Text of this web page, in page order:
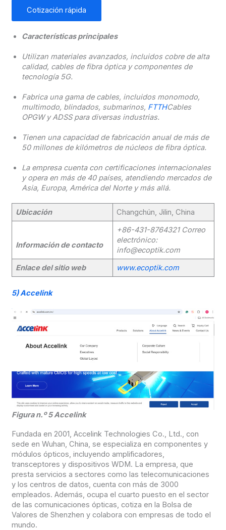
Cotización rápida
Características principales
Utilizan materiales avanzados, incluidos cobre de alta
calidad, cables de fibra óptica y componentes de
tecnología 5G.
Fabrica una gama de cables, incluidos monomodo,
multimodo, blindados, submarinos, FTTHCables
OPGW y ADSS para diversas industrias.
Tienen una capacidad de fabricación anual de más de
50 millones de kilómetros de núcleos de fibra óptica.
La empresa cuenta con certificaciones internacionales
y opera en más de 40 países, atendiendo mercados de
Asia, Europa, América del Norte y más allá.
Ubicación Changchún, Jilin, China
Información de contacto
+86-431-8764321 Correo
electrónico:
info@ecoptik.com
Enlace del sitio web
www.ecoptik.com
5)Accelink
Figura n.º 5 Accelink
Fundada en 2001, Accelink Technologies Co., Ltd., con
sede en Wuhan, China, se especializa en componentes y
módulos ópticos, incluyendo amplificadores,
transceptores y dispositivos WDM. La empresa, que
presta servicios a sectores como las telecomunicaciones
y los centros de datos, cuenta con más de 3000
empleados. Además, ocupa el cuarto puesto en el sector
de las comunicaciones ópticas, cotiza en la Bolsa de
Valores de Shenzhen y colabora con empresas de todo el
mundo.